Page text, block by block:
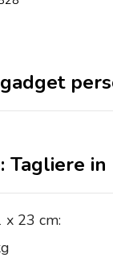
Tagliere
x 23 cm: